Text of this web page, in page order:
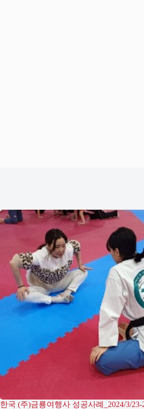
한국 (주)금룡여행사 성공사례_2024/3/23-